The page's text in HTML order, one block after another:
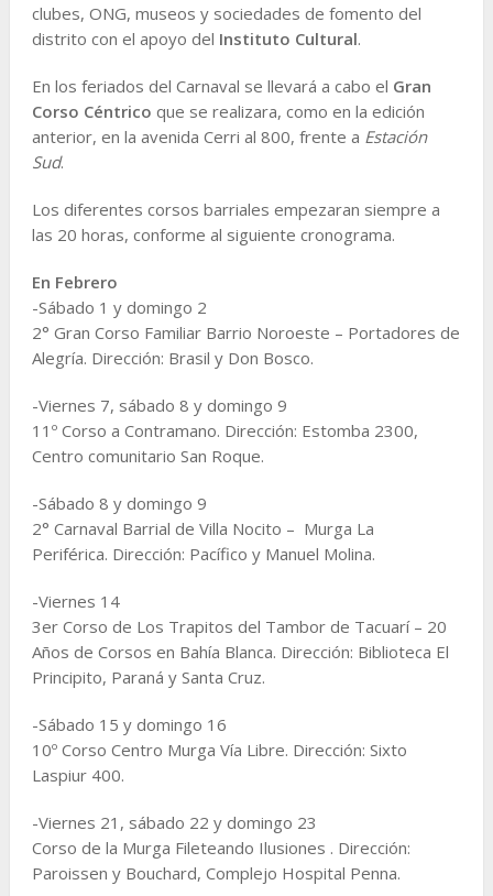
clubes, ONG, museos y sociedades de fomento del
distrito con el apoyo del Instituto Cultural.
En los feriados del Carnaval se llevará a cabo el Gran
Corso Céntrico que se realizara, como en la edición
anterior, en la avenida Cerri al 800, frente a Estación
Sud.
Los diferentes corsos barriales empezaran siempre a
las 20 horas, conforme al siguiente cronograma.
En Febrero
-Sábado 1 y domingo 2
2° Gran Corso Familiar Barrio Noroeste – Portadores de
Alegría. Dirección: Brasil y Don Bosco.
-Viernes 7, sábado 8 y domingo 9
11º Corso a Contramano. Dirección: Estomba 2300,
Centro comunitario San Roque.
-Sábado 8 y domingo 9
2° Carnaval Barrial de Villa Nocito – Murga La
Periférica. Dirección: Pacífico y Manuel Molina.
-Viernes 14
3er Corso de Los Trapitos del Tambor de Tacuarí – 20
Años de Corsos en Bahía Blanca. Dirección: Biblioteca El
Principito, Paraná y Santa Cruz.
-Sábado 15 y domingo 16
10º Corso Centro Murga Vía Libre. Dirección: Sixto
Laspiur 400.
-Viernes 21, sábado 22 y domingo 23
Corso de la Murga Fileteando Ilusiones . Dirección:
Paroissen y Bouchard, Complejo Hospital Penna.